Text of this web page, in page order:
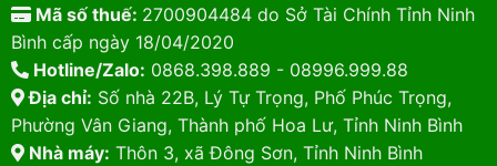
Mã số thuế: 2700904484 do Sở Tài Chính Tỉnh Ninh
Bình cấp ngày 18/04/2020
Hotline/Zalo: 0868.398.889 - 08996.999.88
Địa chỉ: Số nhà 22B, Lý Tự Trọng, Phố Phúc Trọng,
Phường Vân Giang, Thành phố Hoa Lư, Tỉnh Ninh Bình
Nhà máy: Thôn 3, xã Đông Sơn, Tỉnh Ninh Bình